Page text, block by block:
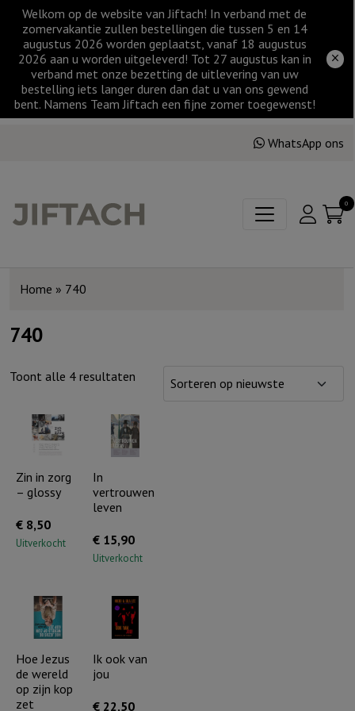
Welkom op de website van Jiftach! In verband met de
zomervakantie zullen bestellingen die tussen 5 en 14
augustus 2026 worden geplaatst, vanaf 18 augustus
2026 aan u worden uitgeleverd! Tot 27 augustus kan in
verband met onze bezetting de uitlevering van uw
bestelling iets langer duren dan dat u van ons gewend
bent. Namens Team Jiftach een fijne zomer toegewenst!
WhatsApp ons
0
Home » 740
740
Toont alle 4 resultaten
nieuwste
Zin in zorg
– glossy
€ 8,50
Uitverkocht
In
vertrouwen
leven
€ 15,90
Uitverkocht
Hoe Jezus
de wereld
op zijn kop
zet
Ik ook van
jou
€ 22,50